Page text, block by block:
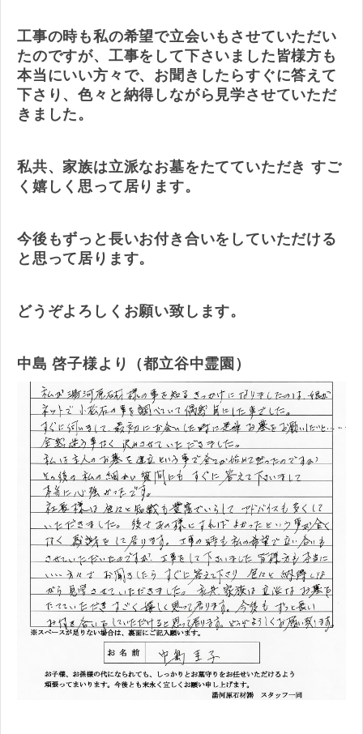
工事の時も私の希望で立会いもさせていただい
たのですが、工事をして下さいました皆様方も
本当にいい方々で、お聞きしたらすぐに答えて
下さり、色々と納得しながら見学させていただ
きました。
私共、家族は立派なお墓をたてていただき すご
く嬉しく思って居ります。
今後もずっと長いお付き合いをしていただける
と思って居ります。
どうぞよろしくお願い致します。
中島 啓子様より（都立谷中霊園）